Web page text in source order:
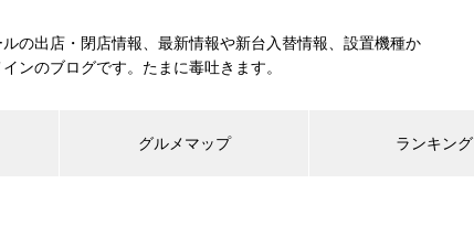
の出店・閉店情報、最新情報や新台入替情報、設置機種か
ンのブログです。たまに毒吐きます。
グルメマップ ランキング